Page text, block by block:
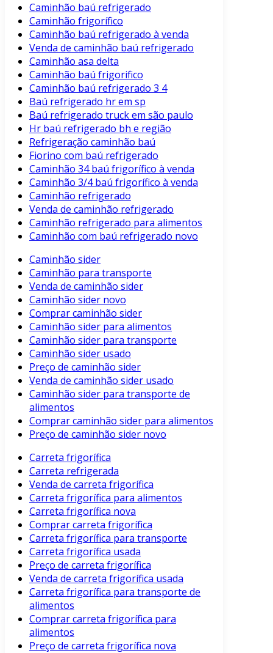
Caminhão baú refrigerado
Caminhão frigorífico
Caminhão baú refrigerado à venda
Venda de caminhão baú refrigerado
Caminhão asa delta
Caminhão baú frigorifico
Caminhão baú refrigerado 3 4
Baú refrigerado hr em sp
Baú refrigerado truck em são paulo
Hr baú refrigerado bh e região
Refrigeração caminhão baú
Fiorino com baú refrigerado
Caminhão 34 baú frigorífico à venda
Caminhão 3/4 baú frigorífico à venda
Caminhão refrigerado
Venda de caminhão refrigerado
Caminhão refrigerado para alimentos
Caminhão com baú refrigerado novo
Caminhão sider
Caminhão para transporte
Venda de caminhão sider
Caminhão sider novo
Comprar caminhão sider
Caminhão sider para alimentos
Caminhão sider para transporte
Caminhão sider usado
Preço de caminhão sider
Venda de caminhão sider usado
Caminhão sider para transporte de
alimentos
Comprar caminhão sider para alimentos
Preço de caminhão sider novo
Carreta frigorífica
Carreta refrigerada
Venda de carreta frigorífica
Carreta frigorífica para alimentos
Carreta frigorífica nova
Comprar carreta frigorífica
Carreta frigorífica para transporte
Carreta frigorífica usada
Preço de carreta frigorífica
Venda de carreta frigorífica usada
Carreta frigorífica para transporte de
alimentos
Comprar carreta frigorífica para
alimentos
Preço de carreta frigorífica nova